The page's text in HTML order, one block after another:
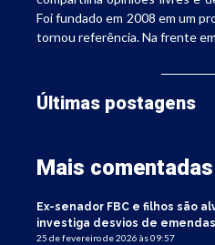
Foi fundado em 2008 em um
tornou referência. Na frente
Últimas postagens
Mais comentadas
Ex-senador FBC e filhos são
investiga desvios de emendas
25 de fevereiro de 2026 às 09:57